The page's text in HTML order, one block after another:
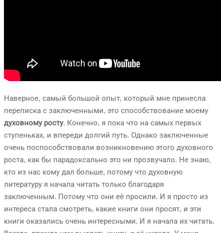
Наверное, самый большой опыт, который мне принесла
переписка с заключенными, это способствование моему
духовному росту. Конечно, я пока что на самых первых
ступеньках, и впереди долгий путь. Однако заключенные
очень поспособствовали возникновению этого духовного
роста, как бы парадоксально это ни прозвучало. Не знаю,
кто из нас кому дал больше, потому что духовную
литературу я начала читать только благодаря
заключенным. Потому что они её просили. И я просто из
интереса стала смотреть, какие книги они просят, и эти
книги оказались очень интересными. И я начала их читать.